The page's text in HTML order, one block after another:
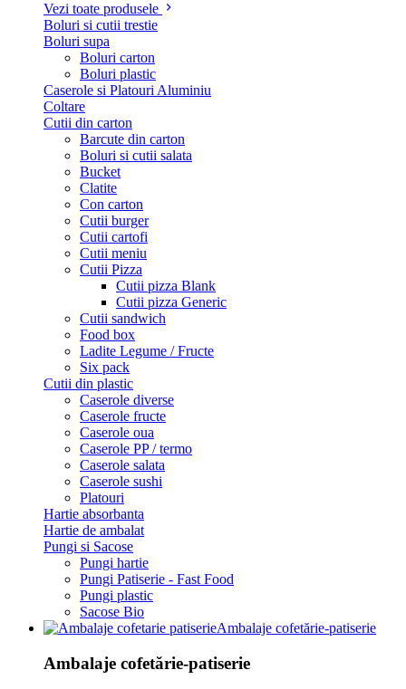
Vezi toate produsele
Boluri si cutii trestie
Boluri supa
Boluri carton
Boluri plastic
Caserole si Platouri Aluminiu
Coltare
Cutii din carton
Barcute din carton
Boluri si cutii salata
Bucket
Clatite
Con carton
Cutii burger
Cutii cartofi
Cutii meniu
Cutii Pizza
Cutii pizza Blank
Cutii pizza Generic
Cutii sandwich
Food box
Ladite Legume / Fructe
Six pack
Cutii din plastic
Caserole diverse
Caserole fructe
Caserole oua
Caserole PP / termo
Caserole salata
Caserole sushi
Platouri
Hartie absorbanta
Hartie de ambalat
Pungi si Sacose
Pungi hartie
Pungi Patiserie - Fast Food
Pungi plastic
Sacose Bio
Ambalaje cofetărie-patiserie
Ambalaje cofetărie-patiserie